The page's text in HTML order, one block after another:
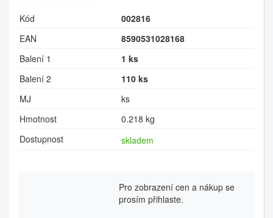
Kód
002816
EAN
8590531028168
Balení 1
1 ks
Balení 2
110 ks
MJ
ks
Hmotnost
0.218 kg
Dostupnost
skladem
Pro zobrazení cen a nákup se
prosím přihlaste.